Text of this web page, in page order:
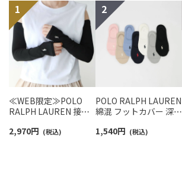
≪WEB限定≫POLO
RALPH LAUREN 接触
ームカバー ＆ レッグウ
2,970円 (税込)
POLO RALPH LAUREN
綿混 フットカバー 深履
カバーソックス レディ
1,540円 (税込)